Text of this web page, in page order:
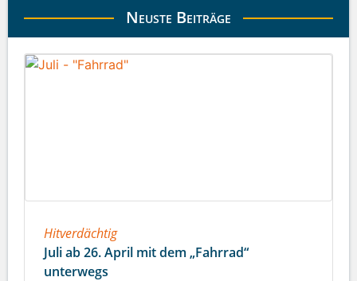
Neuste Beiträge
Hitverdächtig
Juli ab 26. April mit dem „Fahrrad“
unterwegs